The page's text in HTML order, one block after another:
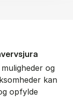
og
kan
opfylde